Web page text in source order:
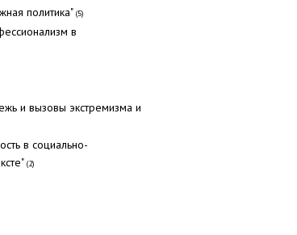
политика" (5)
в
и вызовы экстремизма и
в социально-
(2)